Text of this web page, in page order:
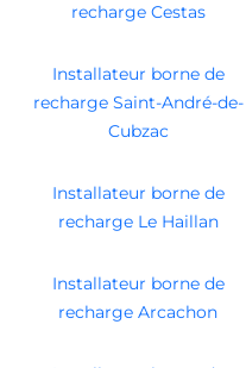
recharge Cestas
Installateur borne de
recharge Saint-André-de-
Cubzac
Installateur borne de
recharge Le Haillan
Installateur borne de
recharge Arcachon